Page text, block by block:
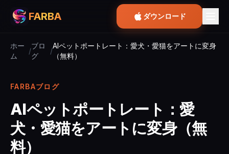
FARBA ダウンロード
ホー
ム
/
ブロ
グ
/
AIペットポートレート：愛犬・愛猫をアートに変身
（無料）
FARBAブログ
AIペットポートレート：愛
犬・愛猫をアートに変身（無
料）